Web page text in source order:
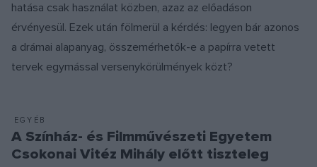
hatása csak használat közben, azaz az előadáson
érvényesül. Ezek után fölmerül a kérdés: legyen bár azonos
a drámai alapanyag, összemérhetők-e a papírra vetett
tervek egymással versenykörülmények közt?
EGYÉB
A Színház- és Filmművészeti Egyetem
Csokonai Vitéz Mihály előtt tiszteleg